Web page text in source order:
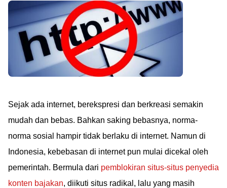
Sejak ada internet, berekspresi dan berkreasi semakin
mudah dan bebas. Bahkan saking bebasnya, norma-
norma sosial hampir tidak berlaku di internet. Namun di
Indonesia, kebebasan di internet pun mulai dicekal oleh
pemerintah. Bermula dari pemblokiran situs-situs penyedia
konten bajakan, diikuti situs radikal, lalu yang masih